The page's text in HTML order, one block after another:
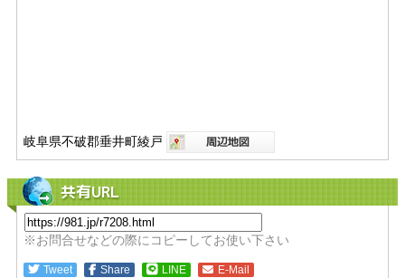
岐阜県不破郡垂井町綾戸
共有URL
※お問合せなどの際にコピーしてお使い下さい
Tweet Share LINE E-Mail